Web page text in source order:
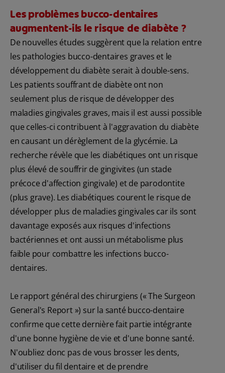
Les problèmes bucco-dentaires
augmentent-ils le risque de diabète ?
De nouvelles études suggèrent que la relation entre
les pathologies bucco-dentaires graves et le
développement du diabète serait à double-sens.
Les patients souffrant de diabète ont non
seulement plus de risque de développer des
maladies gingivales graves, mais il est aussi possible
que celles-ci contribuent à l'aggravation du diabète
en causant un dérèglement de la glycémie. La
recherche révèle que les diabétiques ont un risque
plus élevé de souffrir de gingivites (un stade
précoce d'affection gingivale) et de parodontite
(plus grave). Les diabétiques courent le risque de
développer plus de maladies gingivales car ils sont
davantage exposés aux risques d'infections
bactériennes et ont aussi un métabolisme plus
faible pour combattre les infections bucco-
dentaires.
Le rapport général des chirurgiens (« The Surgeon
General's Report ») sur la santé bucco-dentaire
confirme que cette dernière fait partie intégrante
d'une bonne hygiène de vie et d'une bonne santé.
N'oubliez donc pas de vous brosser les dents,
d'utiliser du fil dentaire et de prendre